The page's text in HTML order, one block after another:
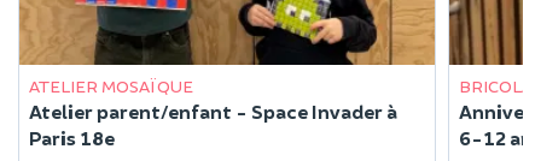
ATELIER MOSAÏQUE
Atelier parent/enfant - Space Invader à
Paris 18e
6-12